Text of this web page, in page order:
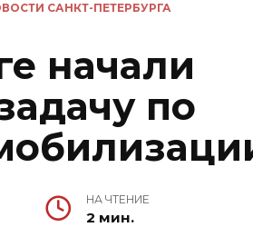
САНКТ-ПЕТЕРБУРГА
начали
по
НА ЧТЕНИЕ
2 мин.